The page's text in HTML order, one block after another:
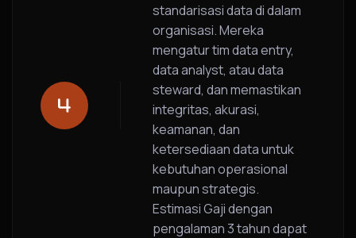
standarisasi data di dalam
organisasi. Mereka
mengatur tim data entry,
data analyst, atau data
steward, dan memastikan
integritas, akurasi,
keamanan, dan
ketersediaan data untuk
kebutuhan operasional
maupun strategis.
Estimasi Gaji dengan
pengalaman 3 tahun dapat